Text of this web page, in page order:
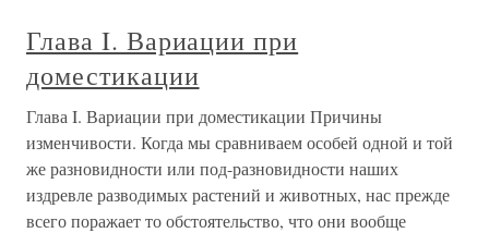
Глава I. Вариации при
доместикации
Глава I. Вариации при доместикации Причины
изменчивости. Когда мы сравниваем особей одной и той
же разновидности или под-разновидности наших
издревле разводимых растений и животных, нас прежде
всего поражает то обстоятельство, что они вообще